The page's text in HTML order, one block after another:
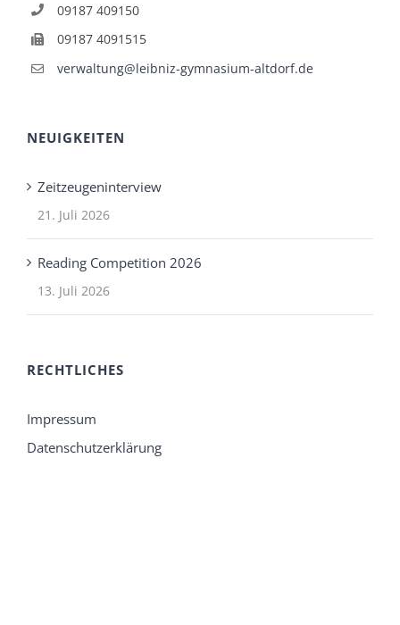
09187 409150
09187 4091515
verwaltung@leibniz-gymnasium-altdorf.de
NEUIGKEITEN
Zeitzeugeninterview
21. Juli 2026
Reading Competition 2026
13. Juli 2026
RECHTLICHES
Impressum
Datenschutzerklärung